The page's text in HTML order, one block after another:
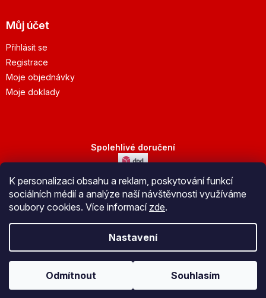
K personalizaci obsahu a reklam, poskytování funkcí
sociálních médií a analýze naší návštěvnosti využíváme
soubory cookies. Více informací zde.
Nastavení
Odmítnout Souhlasím
Můj účet
Přihlásit se
Registrace
Moje objednávky
Moje doklady
Spolehlivé doručení
Bezpečná platba
Vytvořil Shoptet
Copyright 2026JuBo Jeseník s.r.o.
. Všechna práva vyhrazena.
Upravit nastavení cookies